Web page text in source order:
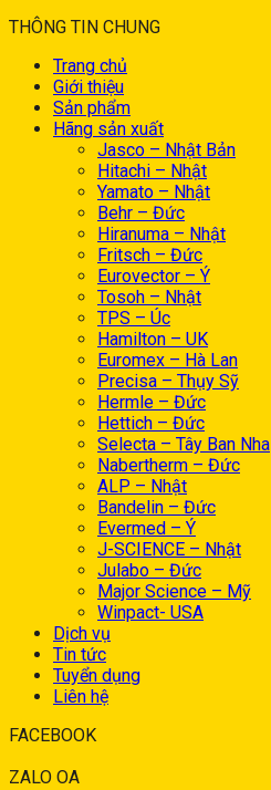
THÔNG TIN CHUNG
Trang chủ
Giới thiệu
Sản phẩm
Hãng sản xuất
Jasco – Nhật Bản
Hitachi – Nhật
Yamato – Nhật
Behr – Đức
Hiranuma – Nhật
Fritsch – Đức
Eurovector – Ý
Tosoh – Nhật
TPS – Úc
Hamilton – UK
Euromex – Hà Lan
Precisa – Thụy Sỹ
Hermle – Đức
Hettich – Đức
Selecta – Tây Ban Nha
Nabertherm – Đức
ALP – Nhật
Bandelin – Đức
Evermed – Ý
J-SCIENCE – Nhật
Julabo – Đức
Major Science – Mỹ
Winpact- USA
Dịch vụ
Tin tức
Tuyển dụng
Liên hệ
FACEBOOK
ZALO OA